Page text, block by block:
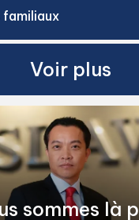
Voir plus
sommes là